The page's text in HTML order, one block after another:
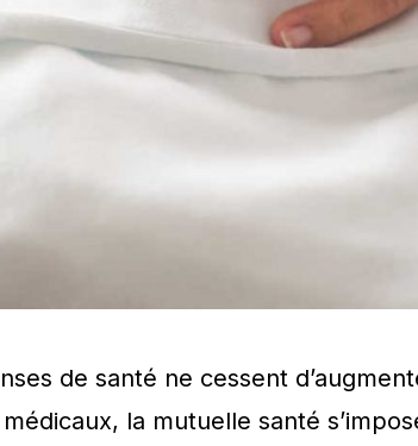
de santé ne cessent
la mutuelle santé